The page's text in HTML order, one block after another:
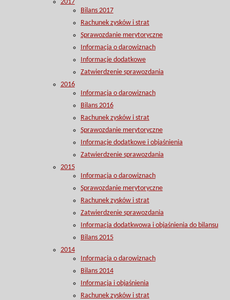
2017
Bilans 2017
Rachunek zysków i strat
Sprawozdanie merytoryczne
Informacja o darowiznach
Informacje dodatkowe
Zatwierdzenie sprawozdania
2016
Informacja o darowiznach
Bilans 2016
Rachunek zysków i strat
Sprawozdanie merytoryczne
Informacje dodatkowe i objaśnienia
Zatwierdzenie sprawozdania
2015
Informacja o darowiznach
Sprawozdanie merytoryczne
Rachunek zysków i strat
Zatwierdzenie sprawozdania
Informacja dodatkwowa i objaśnienia do bilansu
Bilans 2015
2014
Informacja o darowiznach
Bilans 2014
Informacja i objaśnienia
Rachunek zysków i strat